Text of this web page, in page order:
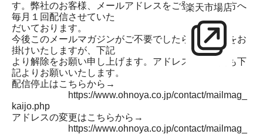
楽天市場店
す。弊社のお客様、メールアドレスをご登録頂いた方へ
毎月１回配信させていた
だいております。
今後このメールマガジンがご不要でしたら、お手数をお
掛けいたしますが、下記
より解除をお願い申し上げます。アドレスのご変更も下
記よりお願いいたします。
配信停止はこちらから→
https://www.ohnoya.co.jp/contact/mailmag_
kaijo.php
アドレスの変更はこちらから→
https://www.ohnoya.co.jp/contact/mailmag_